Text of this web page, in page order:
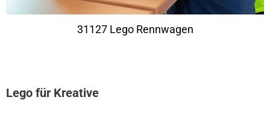
31127 Lego Rennwagen
Lego für Kreative